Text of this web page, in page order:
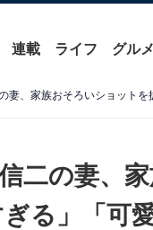
連載 ライフ グルメ
妻、家族おそろいショット
二の妻、
る」「可愛